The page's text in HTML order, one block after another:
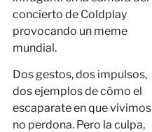
concierto de Coldplay
provocando un meme
mundial.
Dos gestos, dos impulsos,
dos ejemplos de cómo el
escaparate en que vivimos
no perdona. Pero la culpa,